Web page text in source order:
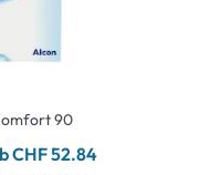
90
CHF 52.84